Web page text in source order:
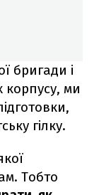
бригади і
ми
гілку.
Тобто